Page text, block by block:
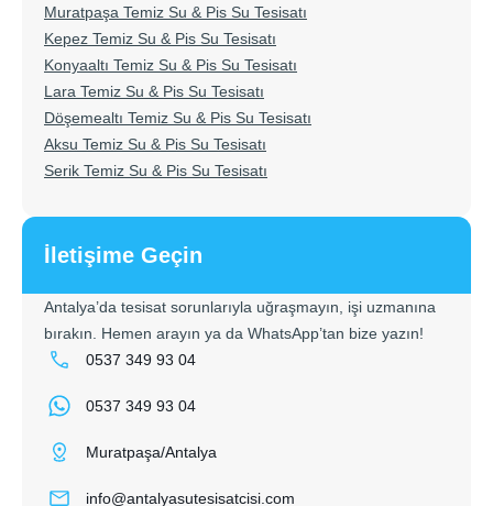
Muratpaşa Temiz Su & Pis Su Tesisatı
Kepez Temiz Su & Pis Su Tesisatı
Konyaaltı Temiz Su & Pis Su Tesisatı
Lara Temiz Su & Pis Su Tesisatı
Döşemealtı Temiz Su & Pis Su Tesisatı
Aksu Temiz Su & Pis Su Tesisatı
Serik Temiz Su & Pis Su Tesisatı
İletişime Geçin
Antalya’da tesisat sorunlarıyla uğraşmayın, işi uzmanına
bırakın. Hemen arayın ya da WhatsApp’tan bize yazın!
0537 349 93 04
0537 349 93 04
Muratpaşa/Antalya
info@antalyasutesisatcisi.com